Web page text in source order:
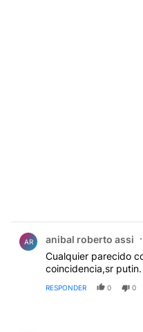
AR anibal roberto assi
Cualquier parecido
coincidencia,sr putin.
RESPONDER 0 0